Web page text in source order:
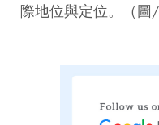
際地位與定位。（圖